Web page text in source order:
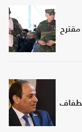
مقترح